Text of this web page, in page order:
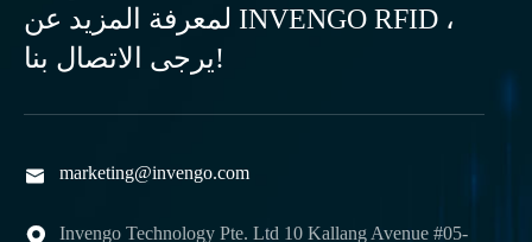
لمعرفة المزيد عن INVENGO RFID ،
يرجى الاتصال بنا!
 marketing@invengo.com

Invengo Technology Pte. Ltd 10 Kallang Avenue #05-